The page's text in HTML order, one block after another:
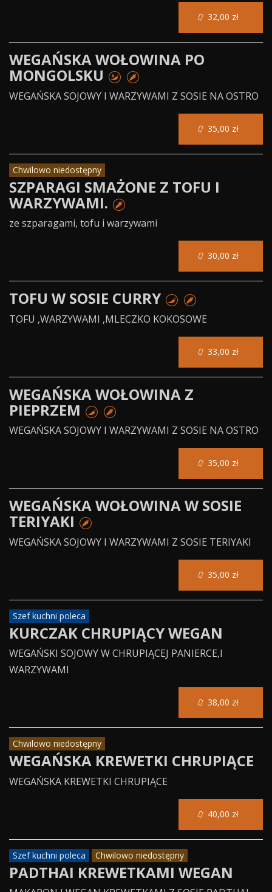
WEGAŃSKA WOŁOWINA PO
MONGOLSKU
WEGAŃSKA SOJOWY I WARZYWAMI Z SOSIE NA OSTRO
Chwilowo niedostępny
SZPARAGI SMAŻONE Z TOFU I
WARZYWAMI.
ze szparagami, tofu i warzywami
TOFU W SOSIE CURRY
TOFU ,WARZYWAMI ,MLECZKO KOKOSOWE
WEGAŃSKA WOŁOWINA Z
PIEPRZEM
WEGAŃSKA SOJOWY I WARZYWAMI Z SOSIE NA OSTRO
WEGAŃSKA WOŁOWINA W SOSIE
TERIYAKI
WEGAŃSKA SOJOWY I WARZYWAMI Z SOSIE TERIYAKI
Szef kuchni poleca
KURCZAK CHRUPIĄCY WEGAN
WEGAŃSKI SOJOWY W CHRUPIĄCEJ PANIERCE,I
WARZYWAMI
Chwilowo niedostępny
WEGAŃSKA KREWETKI CHRUPIĄCE
WEGAŃSKA KREWETKI CHRUPIĄCE
Szef kuchni poleca Chwilowo niedostępny
PADTHAI KREWETKAMI WEGAN